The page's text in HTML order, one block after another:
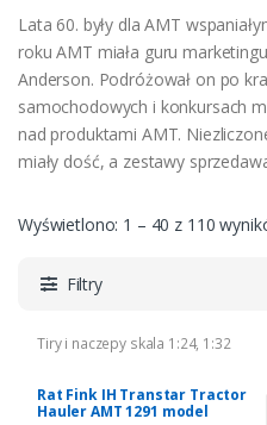
Lata 60. były dla AMT
roku AMT miała guru
Anderson. Podróżował on po
samochodowych i konkursach
nad produktami AMT.
miały dość, a zestawy
Wyświetlono: 1 – 40 z 110
Filtry
Tiry i naczepy skala 1:24, 1:32
Rat Fink IH Transtar Tractor
Hauler AMT 1291 model